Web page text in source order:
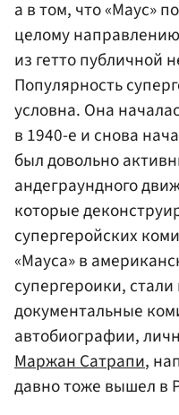
а в том, что «Маус»
целому
из гетто публичной
Популярность
условна. Она
в 1940-е и снова
был довольно
андеграундного
которые
супергеройских
«Мауса» в
супергероики, стали
документальные
автобиографии,
Маржан Сатрапи,
давно тоже вышел в